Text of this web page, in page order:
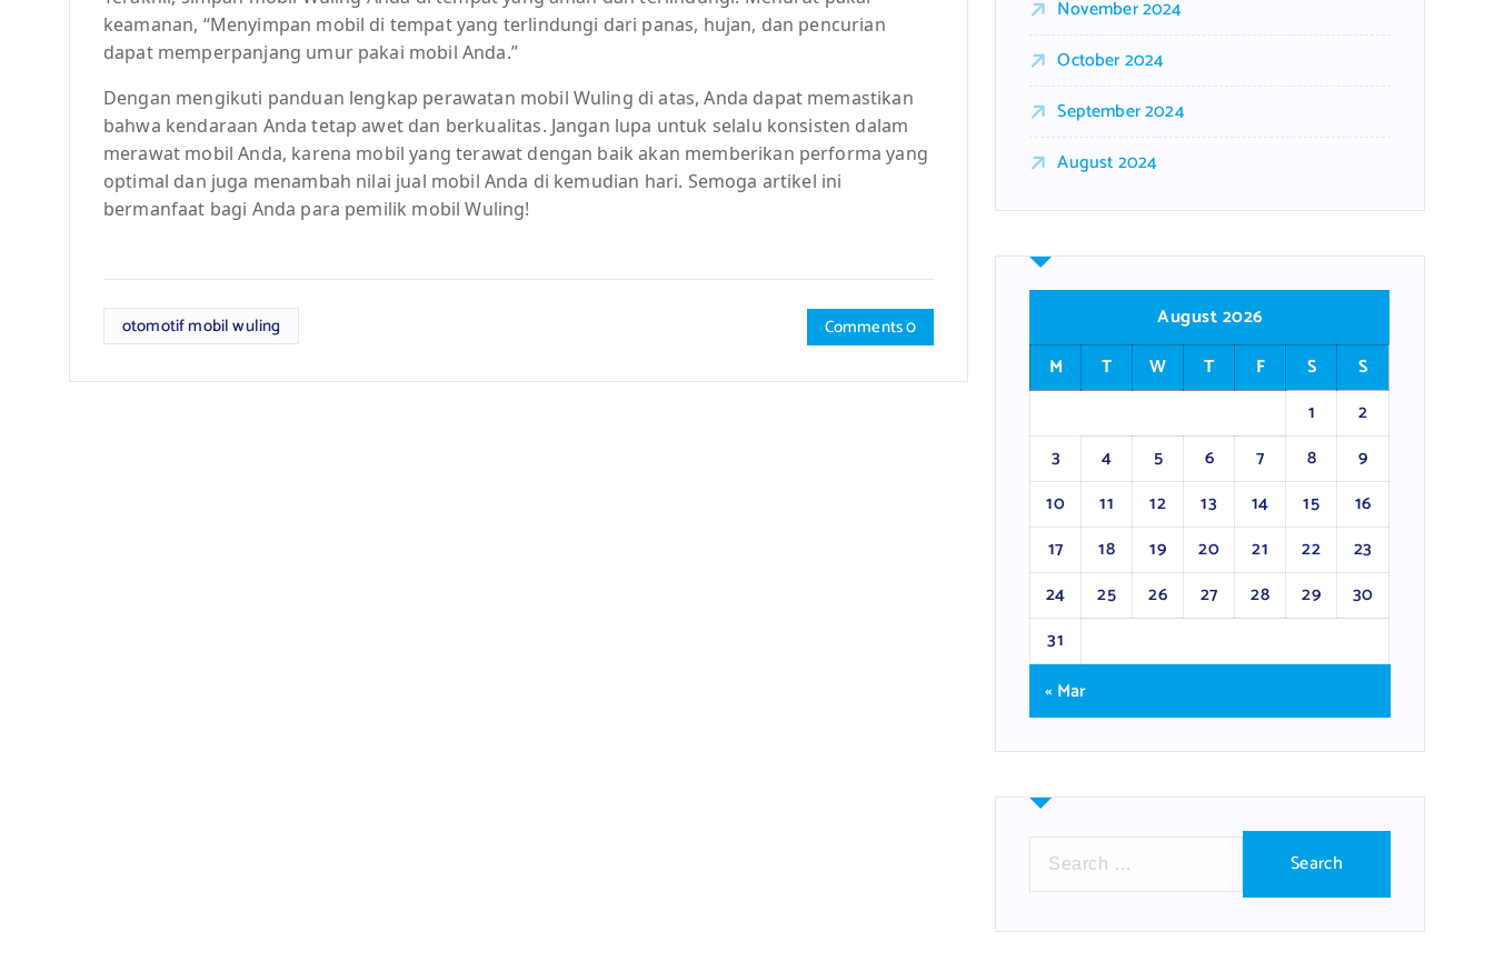
keamanan, “Menyimpan mobil di tempat yang terlindungi dari panas, hujan, dan pencurian
dapat memperpanjang umur pakai mobil Anda.”
Dengan mengikuti panduan lengkap perawatan mobil Wuling di atas, Anda dapat memastikan
bahwa kendaraan Anda tetap awet dan berkualitas. Jangan lupa untuk selalu konsisten dalam
merawat mobil Anda, karena mobil yang terawat dengan baik akan memberikan performa yang
optimal dan juga menambah nilai jual mobil Anda di kemudian hari. Semoga artikel ini
bermanfaat bagi Anda para pemilik mobil Wuling!
otomotif mobil wuling Comments 0
November 2024
October 2024
September 2024
August 2024
August 2026
M
T W T F S
S
1
2
3
4 5 6 7 8
9
10
11 12 13 14 15
16
17
18 19 20 21 22
23
24
25 26 27 28 29
30
31
« Mar
r